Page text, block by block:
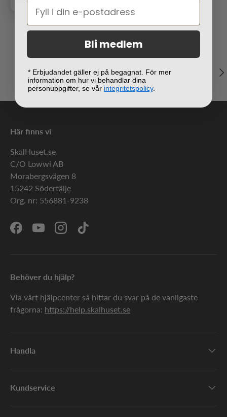
Fri frakt över 500 kr
Här finns vi
SkalHuset.se
C/O Lowwi AB
Morabergsvägen 8
15242 Södertälje
Org. nr: 556881-9238
FacebookYouTubeInstagramTikTok
Behöver du hjälp?
Via vårt hjälpcenter så hittar du svar på de vanligaste
frågorna: https://help.skalhuset.se
Handla
Kundservice
Bli medlem
* Erbjudandet gäller ej på begagnat. För mer
information om hur vi behandlar dina
personuppgifter, se vår integritetspolicy.